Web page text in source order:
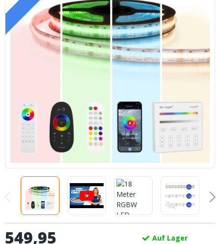
549,95
Auf Lager